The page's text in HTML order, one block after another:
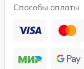
Способы оплаты